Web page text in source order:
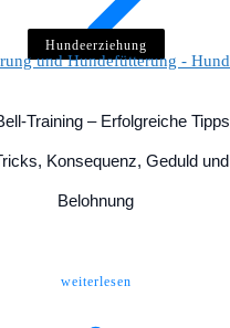
Hundeerziehung
Training – Erfolgreiche Tipps
Konsequenz, Geduld und
Belohnung
weiterlesen